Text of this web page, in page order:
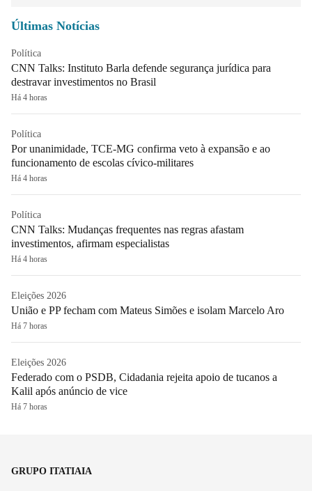
Últimas Notícias
Política
CNN Talks: Instituto Barla defende segurança jurídica para
destravar investimentos no Brasil
Há 4 horas
Política
Por unanimidade, TCE-MG confirma veto à expansão e ao
funcionamento de escolas cívico-militares
Há 4 horas
Política
CNN Talks: Mudanças frequentes nas regras afastam
investimentos, afirmam especialistas
Há 4 horas
Eleições 2026
União e PP fecham com Mateus Simões e isolam Marcelo Aro
Há 7 horas
Eleições 2026
Federado com o PSDB, Cidadania rejeita apoio de tucanos a
Kalil após anúncio de vice
Há 7 horas
GRUPO ITATIAIA